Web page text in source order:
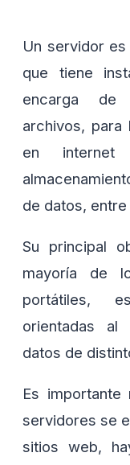
Un servidor
que tiene
encarga de
archivos, para
en
de datos,
Su principal
mayoría de
portátiles,
orientadas al
datos de
Es
servidores se
sitios web,